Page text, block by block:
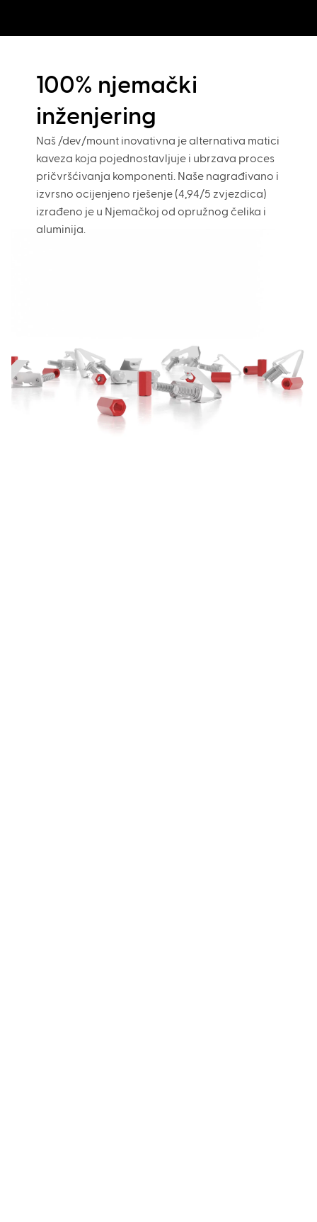
100% njemački
inženjering
Naš /dev/mount inovativna je alternativa matici
kaveza koja pojednostavljuje i ubrzava proces
pričvršćivanja komponenti. Naše nagrađivano i
izvrsno ocijenjeno rješenje (4,94/5 zvjezdica)
izrađeno je u Njemačkoj od opružnog čelika i
aluminija.